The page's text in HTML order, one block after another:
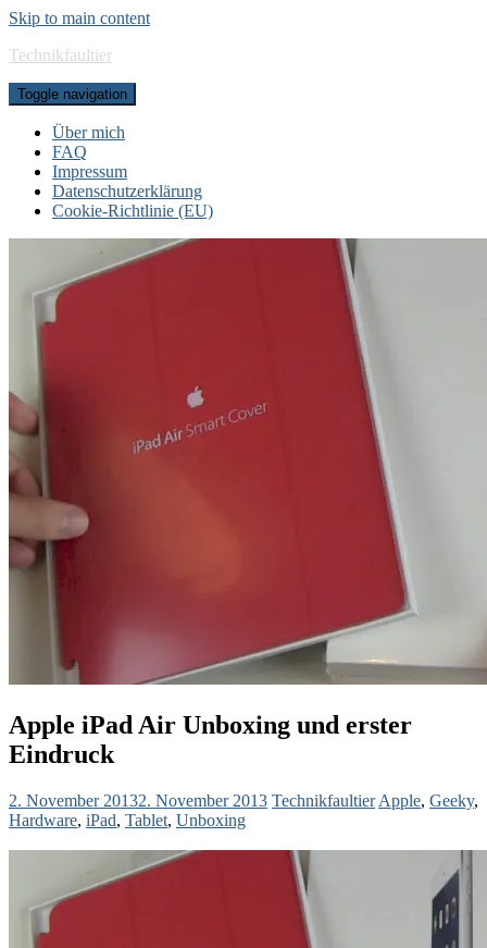
Skip to main content
Technikfaultier
Toggle navigation
Über mich
FAQ
Impressum
Datenschutzerklärung
Cookie-Richtlinie (EU)
Apple iPad Air Unboxing und erster
Eindruck
2. November 20132. November 2013 Technikfaultier Apple, Geeky,
Hardware, iPad, Tablet, Unboxing